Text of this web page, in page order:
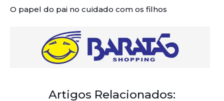
O papel do pai no cuidado com os filhos